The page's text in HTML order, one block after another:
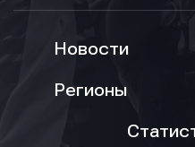
Новости
Регионы